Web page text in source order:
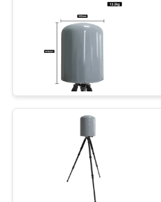
ÜRÜNLER
HAKKIMIZDA
FABRIKA
KONTROL